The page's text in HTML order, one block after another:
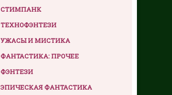
СТИМПАНК
ТЕХНОФЭНТЕЗИ
УЖАСЫ И МИСТИКА
ФАНТАСТИКА: ПРОЧЕЕ
ФЭНТЕЗИ
ЭПИЧЕСКАЯ ФАНТАСТИКА